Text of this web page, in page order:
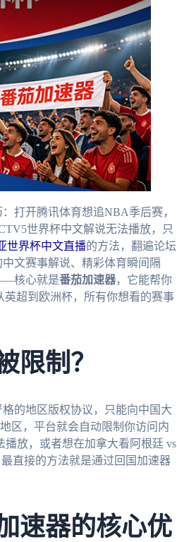
打开腾讯体育想追NBA季后赛，
世界杯中文解说无法播放，只
世界杯中文直播的方法，翻遍论坛
文赛事解说、精彩体育瞬间隔
核心就是番茄加速器，它能帮你
超到欧洲杯，所有你想看的赛事
限制？
的地区版权协议，只能向中国大
区，平台就会自动限制你访问内
放，或者想在加拿大看阿根廷 vs
直接的方法就是通过回国加速器
速器的核心优